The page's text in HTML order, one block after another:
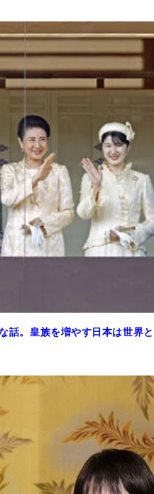
話。皇族を増やす日本は世界と